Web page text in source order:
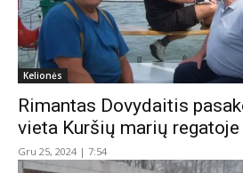
Kelionės
Rimantas Dovydaitis
vieta Kuršių marių regatoje
Gru 25, 2024 | 7:54